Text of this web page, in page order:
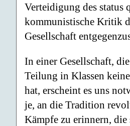
Verteidigung des status
kommunistische Kritik
Gesellschaft
In einer Gesellschaft,
Teilung in Klassen
hat, erscheint es uns
je, an die Tradition
Kämpfe zu erinnern, die